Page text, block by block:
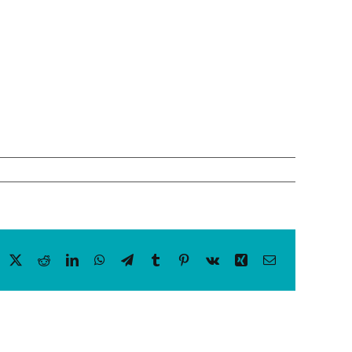
Facebook RedditLinkedInWhatsApp
TelegramTumblr Pinterest
Vk Xing Email